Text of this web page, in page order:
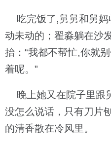
吃完饭了,舅舅和舅妈
动未动的；翟淼躺在沙
抬：“我都不帮忙,你就
着呢。”
晚上她又在院子里跟
没怎么说话，只有刀片
的清香散在冷风里。